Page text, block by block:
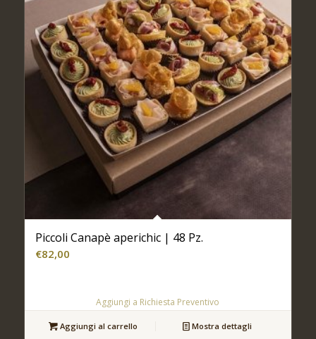
Piccoli Canapè aperichic | 48 Pz.
€82,00
Aggiungi a Richiesta Preventivo
Aggiungi al carrello Mostra dettagli